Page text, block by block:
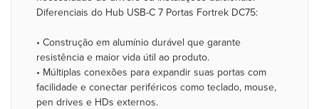
Diferenciais do Hub USB-C 7 Portas Fortrek DC75:
• Construção em alumínio durável que garante
resistência e maior vida útil ao produto.
• Múltiplas conexões para expandir suas portas com
facilidade e conectar periféricos como teclado, mouse,
pen drives e HDs externos.